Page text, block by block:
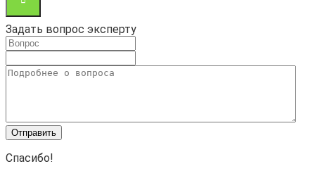
Задать вопрос эксперту
Спасибо!